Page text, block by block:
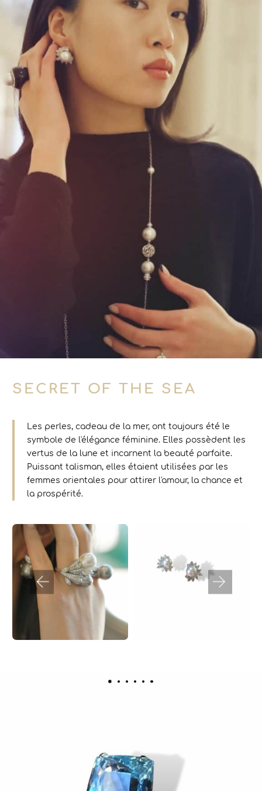
SECRET OF THE SEA
Les perles, cadeau de la mer, ont toujours été le
symbole de l'élégance féminine. Elles possèdent les
vertus de la lune et incarnent la beauté parfaite.
Puissant talisman, elles étaient utilisées par les
femmes orientales pour attirer l'amour, la chance et
la prospérité.